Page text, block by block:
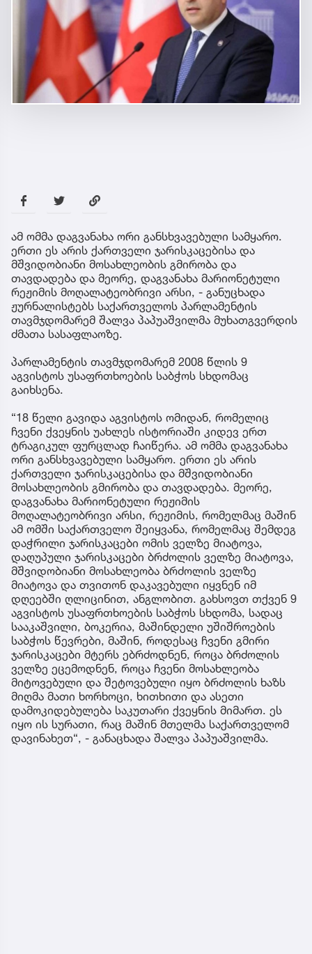
ამ ომმა დაგვანახა ორი განსხვავებული სამყარო.
ერთი ეს არის ქართველი ჯარისკაცებისა და
მშვიდობიანი მოსახლეობის გმირობა და
თავდადება და მეორე, დაგვანახა მარიონეტული
რეჟიმის მოღალატეობრივი არსი, - განუცხადა
ჟურნალისტებს საქართველოს პარლამენტის
თავმჯდომარემ შალვა პაპუაშვილმა მუხათგვერდის
ძმათა სასაფლაოზე.
პარლამენტის თავმჯდომარემ 2008 წლის 9
აგვისტოს უსაფრთხოების საბჭოს სხდომაც
გაიხსენა.
“18 წელი გავიდა აგვისტოს ომიდან, რომელიც
ჩვენი ქვეყნის უახლეს ისტორიაში კიდევ ერთ
ტრაგიკულ ფურცლად ჩაიწერა. ამ ომმა დაგვანახა
ორი განსხვავებული სამყარო. ერთი ეს არის
ქართველი ჯარისკაცებისა და მშვიდობიანი
მოსახლეობის გმირობა და თავდადება. მეორე,
დაგვანახა მარიონეტული რეჟიმის
მოღალატეობრივი არსი, რეჟიმის, რომელმაც მაშინ
ამ ომში საქართველო შეიყვანა, რომელმაც შემდეგ
დაჭრილი ჯარისკაცები ომის ველზე მიატოვა,
დაღუპული ჯარისკაცები ბრძოლის ველზე მიატოვა,
მშვიდობიანი მოსახლეობა ბრძოლის ველზე
მიატოვა და თვითონ დაკავებული იყვნენ იმ
დღეებში ღლიცინით, ანგლობით. გახსოვთ თქვენ 9
აგვისტოს უსაფრთხოების საბჭოს სხდომა, სადაც
სააკაშვილი, ბოკერია, მაშინდელი უშიშროების
საბჭოს წევრები, მაშინ, როდესაც ჩვენი გმირი
ჯარისკაცები მტერს ებრძოდნენ, როცა ბრძოლის
ველზე ეცემოდნენ, როცა ჩვენი მოსახლეობა
მიტოვებული და შეტოვებული იყო ბრძოლის ხაზს
მიღმა მათი ხორხოცი, ხითხითი და ასეთი
დამოკიდებულება საკუთარი ქვეყნის მიმართ. ეს
იყო ის სურათი, რაც მაშინ მთელმა საქართველომ
დავინახეთ“, - განაცხადა შალვა პაპუაშვილმა.